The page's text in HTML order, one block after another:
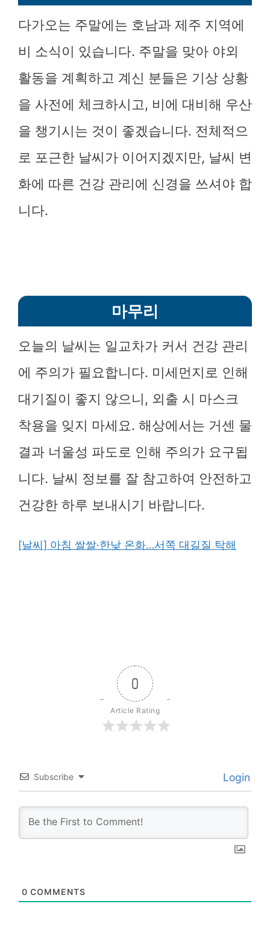
다가오는 주말에는 호남과 제주 지역에
비 소식이 있습니다. 주말을 맞아 야외
활동을 계획하고 계신 분들은 기상 상황
을 사전에 체크하시고, 비에 대비해 우산
을 챙기시는 것이 좋겠습니다. 전체적으
로 포근한 날씨가 이어지겠지만, 날씨 변
화에 따른 건강 관리에 신경을 쓰셔야 합
니다.
마무리
오늘의 날씨는 일교차가 커서 건강 관리
에 주의가 필요합니다. 미세먼지로 인해
대기질이 좋지 않으니, 외출 시 마스크
착용을 잊지 마세요. 해상에서는 거센 물
결과 너울성 파도로 인해 주의가 요구됩
니다. 날씨 정보를 잘 참고하여 안전하고
건강한 하루 보내시기 바랍니다.
[날씨] 아침 쌀쌀·한낮 온화…서쪽 대길질 탁해
0
Article Rating
Subscribe Login
0 COMMENTS